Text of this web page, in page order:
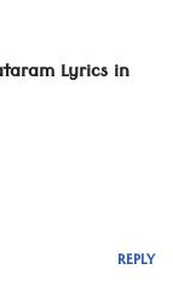
Lyrics in
REPLY